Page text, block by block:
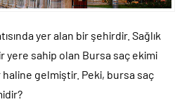
yer alan bir şehirdir. Sağlık
yere sahip olan Bursa saç ekimi
gelmiştir. Peki, bursa saç